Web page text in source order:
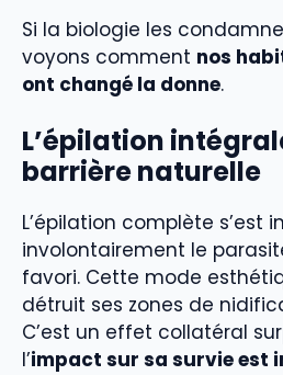
Si la biologie les
voyons comment nos
ont changé la donne.
L’épilation
barrière naturelle
L’épilation complète s’est
involontairement le
favori. Cette mode
détruit ses zones de
C’est un effet collatéral
l’impact sur sa survie est